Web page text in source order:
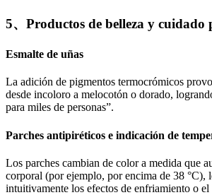
5、Productos de belleza y cuidado
Esmalte de uñas
La adición de pigmentos termocrómicos
desde incoloro a melocotón o dorado,
para miles de personas”.
Parches antipiréticos e indicación de
Los parches cambian de color a medida que
corporal (por ejemplo, por encima de 38 °C),
intuitivamente los efectos de enfriamiento o el